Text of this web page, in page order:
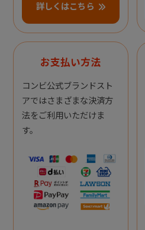
詳しくはこちら
お支払い方法
コンビ公式ブランドスト
アではさまざまな決済方
法をご利用いただけま
す。